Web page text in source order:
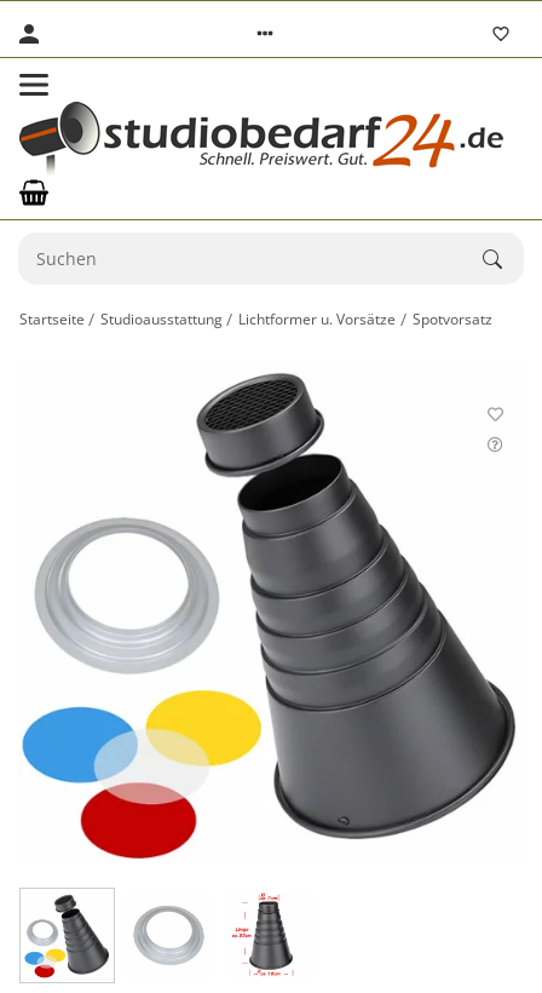
Startseite Studioausstattung Lichtformer u. Vorsätze Spotvorsatz